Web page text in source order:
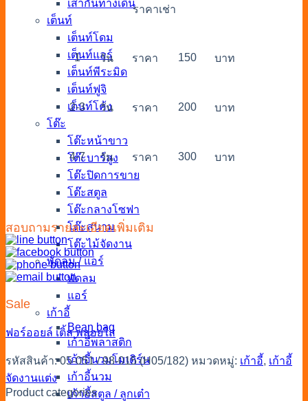
เสากั้นทางเดิน
เต็นท์
เต็นท์โดม
เต็นท์แอร์
เต็นท์พีระมิด
เต็นท์ฟูจิ
เต็นท์โค้ง
โต๊ะ
โต๊ะหน้าขาว
โต๊ะบาร์สูง
โต๊ะปิดการขาย
โต๊ะสตูล
โต๊ะกลางโซฟา
โต๊ะสนาม
โต๊ะไม้จัดงาน
พัดลม / แอร์
พัดลม
แอร์
เก้าอี้
Bean bag
เก้าอี้พลาสติก
เก้าอี้นวมโมเดิร์น
เก้าอี้นวม
เก้าอี้สตูล / ลูกเต๋า
ราคาเช่า
1 วัน ราคา 150 บาท
2-3 วัน ราคา 200 บาท
4-7 วัน ราคา 300 บาท
สอบถามรายละเอียดเพิ่มเติม
Sale
ฟอร์ออยล์ เติ้ล พลอยใส
รหัสสินค้า:05-051 / 98-015 (H05/182) หมวดหมู่: เก้าอี้, เก้าอี้
จัดงานแต่ง
Product categories